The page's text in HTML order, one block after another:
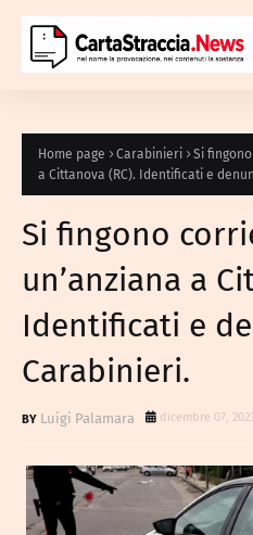
Home page Carabinieri
Si
a Cittanova (RC). Identificati e
Si fingono
un’anziana a
Identificati e
Carabinieri.
Luigi Palamara dicembre 07,